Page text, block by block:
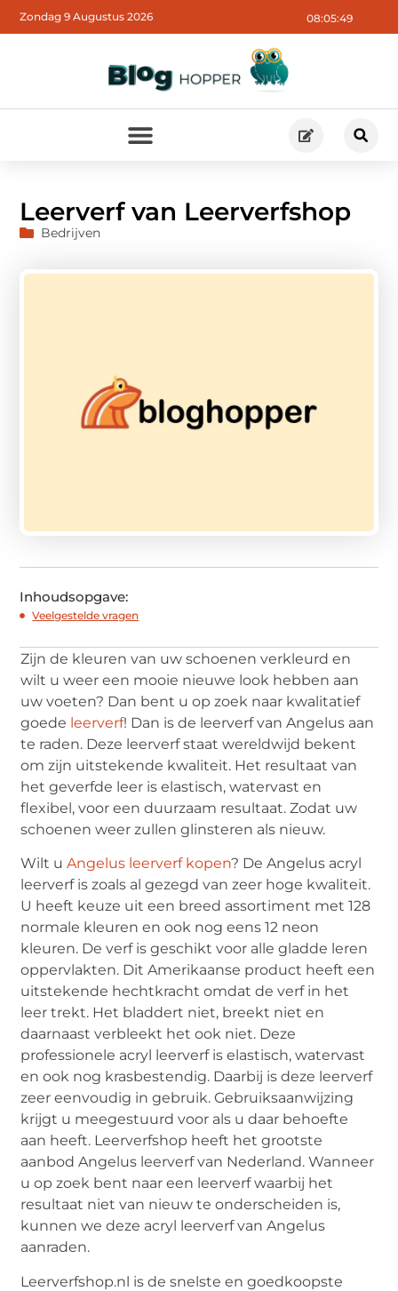
08:05:51
Zondag 9 Augustus 2026
Leerverf van Leerverfshop
Bedrijven
Inhoudsopgave:
Veelgestelde vragen
Zijn de kleuren van uw schoenen verkleurd en
wilt u weer een mooie nieuwe look hebben aan
uw voeten? Dan bent u op zoek naar kwalitatief
goede leerverf! Dan is de leerverf van Angelus aan
te raden. Deze leerverf staat wereldwijd bekent
om zijn uitstekende kwaliteit. Het resultaat van
het geverfde leer is elastisch, watervast en
flexibel, voor een duurzaam resultaat. Zodat uw
schoenen weer zullen glinsteren als nieuw.
Wilt uAngelus leerverf kopen? De Angelus acryl
leerverf is zoals al gezegd van zeer hoge kwaliteit.
U heeft keuze uit een breed assortiment met 128
normale kleuren en ook nog eens 12 neon
kleuren. De verf is geschikt voor alle gladde leren
oppervlakten. Dit Amerikaanse product heeft een
uitstekende hechtkracht omdat de verf in het
leer trekt. Het bladdert niet, breekt niet en
daarnaast verbleekt het ook niet. Deze
professionele acryl leerverf is elastisch, watervast
en ook nog krasbestendig. Daarbij is deze leerverf
zeer eenvoudig in gebruik. Gebruiksaanwijzing
krijgt u meegestuurd voor als u daar behoefte
aan heeft. Leerverfshop heeft het grootste
aanbod Angelus leerverf van Nederland. Wanneer
u op zoek bent naar een leerverf waarbij het
resultaat niet van nieuw te onderscheiden is,
kunnen we deze acryl leerverf van Angelus
aanraden.
Leerverfshop.nl is de snelste en goedkoopste